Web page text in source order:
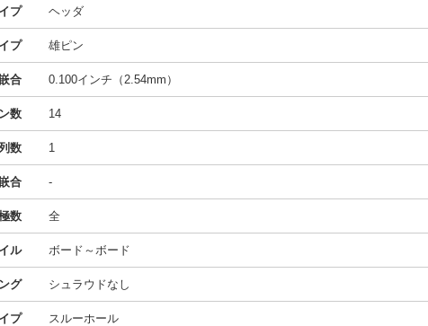
プ ヘッダ
プ 雄ピン
合 0.100インチ（2.54mm）
数 14
数 1
合 -
数 全
ル ボード～ボード
グ シュラウドなし
プ スルーホール